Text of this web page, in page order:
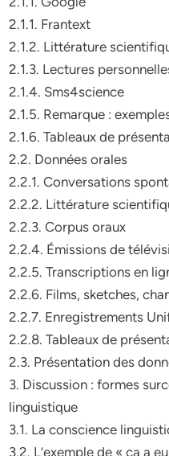
2.1.1. Frantext
2.1.2. Littérature
2.1.3. Lectures
2.1.4. Sms4science
2.1.5. Remarque :
2.1.6. Tableaux de
2.2. Données orales
2.2.1. Conversations
2.2.2. Littérature
2.2.3. Corpus oraux
2.2.4. Émissions de
2.2.5. Transcriptions en
2.2.6. Films, sketches,
2.2.7. Enregistrements
2.2.8. Tableaux de
2.3. Présentation des
3. Discussion : formes
linguistique
3.1. La conscience
3.2. L’exemple de « ça a